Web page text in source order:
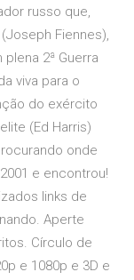
russo que,
Fiennes),
2ª Guerra
viva para o
do exército
(Ed Harris)
onde
e encontrou!
links de
Aperte
Círculo de
e 1080p e 3D e